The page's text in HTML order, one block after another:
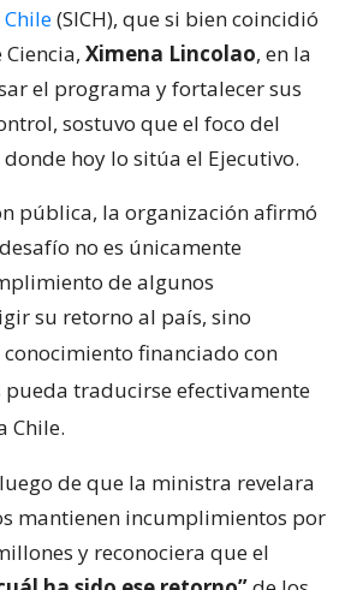
(SICH), que si bien coincidió
Ximena Lincolao, en la
el programa y fortalecer sus
sostuvo que el foco del
hoy lo sitúa el Ejecutivo.
pública, la organización afirmó
no es únicamente
de algunos
su retorno al país, sino
financiado con
traducirse efectivamente
Chile.
de que la ministra revelara
mantienen incumplimientos por
y reconociera que el